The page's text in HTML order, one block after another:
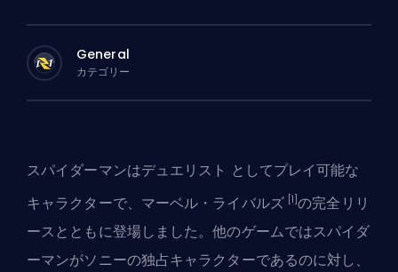
General
カテゴリー
スパイダーマンはデュエリスト としてプレイ可能な
キャラクターで、 マーベル・ライバルズ [1] の完全リリ
ースとともに登場しました。他のゲームではスパイダ
ーマンがソニーの独占キャラクターであるのに対し、